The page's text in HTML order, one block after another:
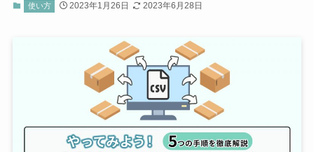
使い方 2023年1月26日 2023年6月28日